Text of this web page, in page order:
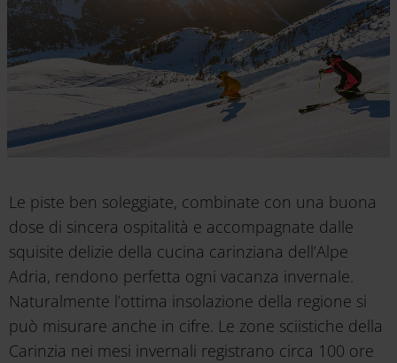
Le piste ben soleggiate, combinate con una buona
dose di sincera ospitalità e accompagnate dalle
squisite delizie della cucina carinziana dell’Alpe
Adria, rendono perfetta ogni vacanza invernale.
Naturalmente l’ottima insolazione della regione si
può misurare anche in cifre. Le zone sciistiche della
Carinzia nei mesi invernali registrano circa 100 ore